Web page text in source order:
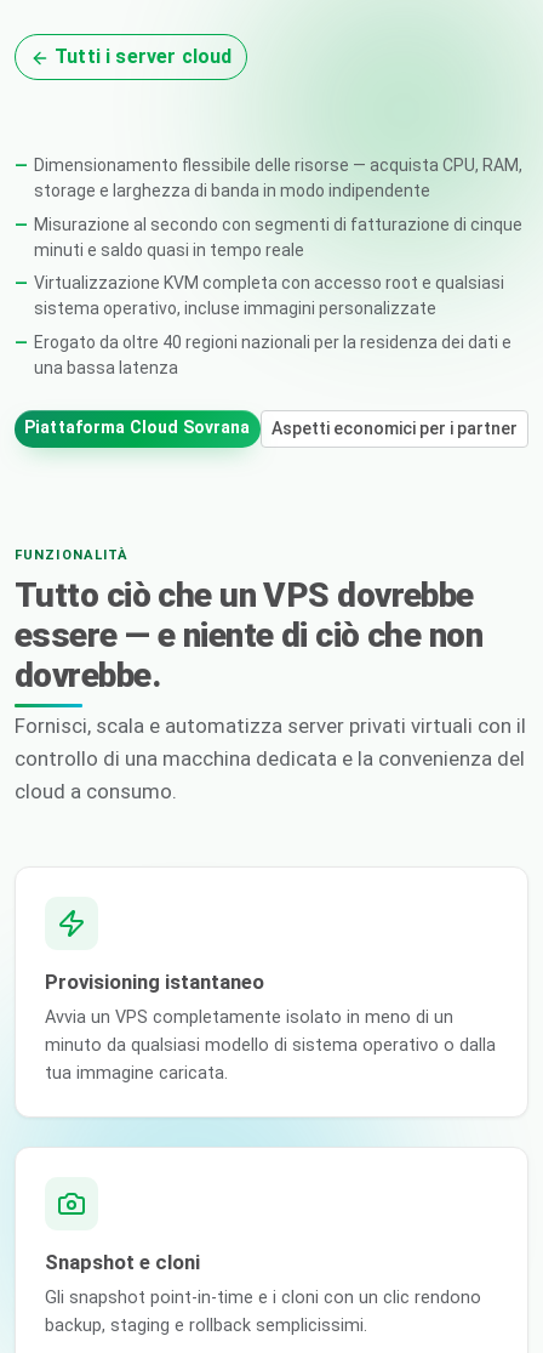
Tutti i server cloud
Dimensionamento flessibile delle risorse — acquista CPU, RAM,
storage e larghezza di banda in modo indipendente
Misurazione al secondo con segmenti di fatturazione di cinque
minuti e saldo quasi in tempo reale
Virtualizzazione KVM completa con accesso root e qualsiasi
sistema operativo, incluse immagini personalizzate
Erogato da oltre 40 regioni nazionali per la residenza dei dati e
una bassa latenza
Piattaforma Cloud Sovrana Aspetti economici per i partner
FUNZIONALITÀ
Tutto ciò che un VPS dovrebbe
essere — e niente di ciò che non
dovrebbe.
Fornisci, scala e automatizza server privati virtuali con il
controllo di una macchina dedicata e la convenienza del
cloud a consumo.
Provisioning istantaneo
Avvia un VPS completamente isolato in meno di un
minuto da qualsiasi modello di sistema operativo o dalla
tua immagine caricata.
Snapshot e cloni
Gli snapshot point-in-time e i cloni con un clic rendono
backup, staging e rollback semplicissimi.